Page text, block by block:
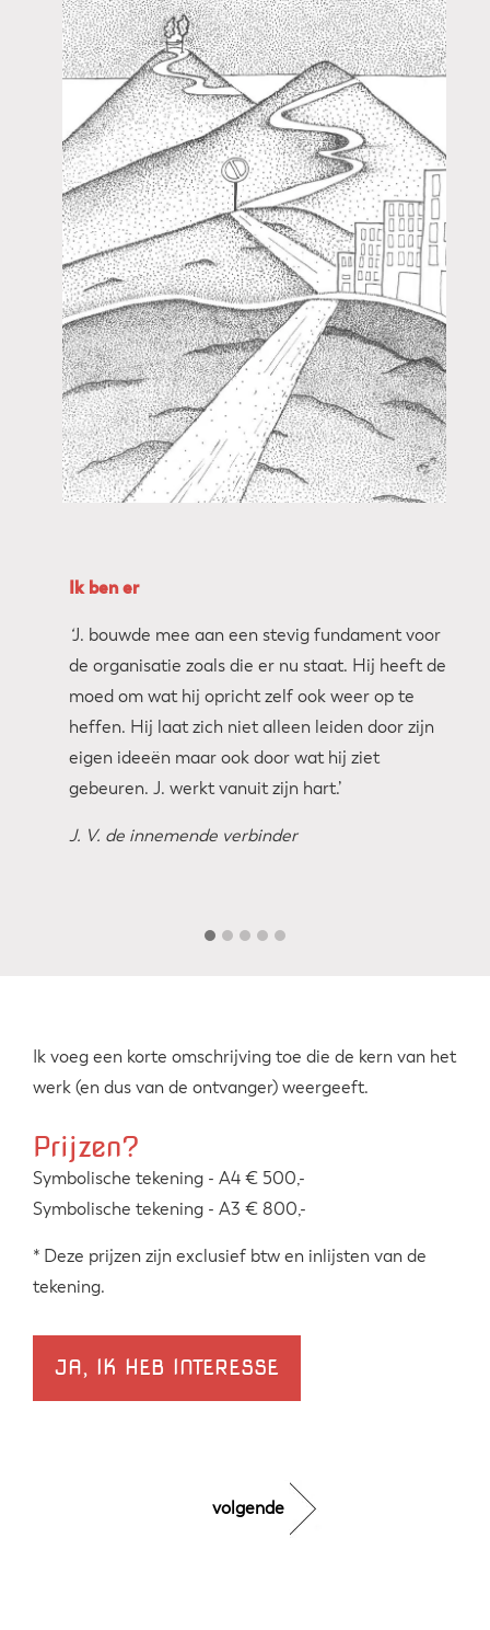
Ik ben er
J. bouwde mee aan een stevig fundament voor
de organisatie zoals die er nu staat. Hij heeft de
moed om wat hij opricht zelf ook weer op te
heffen. Hij laat zich niet alleen leiden door zijn
eigen ideeën maar ook door wat hij ziet
gebeuren. J. werkt vanuit zijn hart.’
J. V. de innemende verbinder
Nex
Ik voeg een korte omschrijving toe die de kern van het
werk (en dus van de ontvanger) weergeeft.
Prijzen?
Symbolische tekening - A4 € 500,-
Symbolische tekening - A3 € 800,-
* Deze prijzen zijn exclusief btw en inlijsten van de
tekening.
JA, IK HEB INTERESSE
volgende